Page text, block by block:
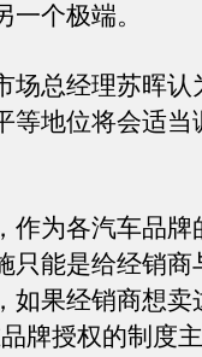
个极端。
场总经理苏晖认
等地位将会适当
为各汽车品牌
只能是给经销商
如果经销商想卖
牌授权的制度